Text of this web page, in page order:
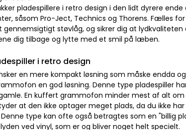
pladespillere i retro design i den lidt dyrere
såsom Pro-Ject, Technics og Thorens. Fælles
gennemsigtigt støvlåg, og sikrer dig at
dig tilbage og lytte med et smil på læben.
i retro design
en mere kompakt løsning som måske endda
en god løsning. Denne type pladespiller
En kuffert grammofon minder mest af alt
at den ikke optager meget plads, da du ikke
type kan ofte også betragtes som en "billig
ved vinyl, som er og bliver noget helt specielt.